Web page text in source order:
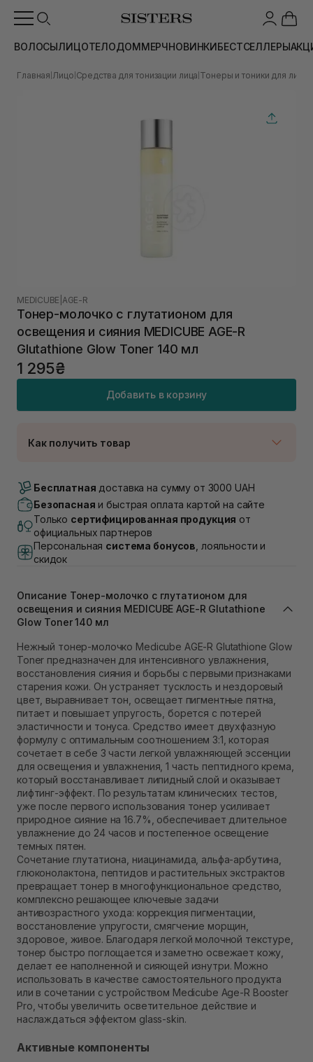
ВОЛОСЫЛИЦОТЕЛОДОММЕРЧНОВИНКИБЕСТСЕЛЛЕРЫ
Главная Лицо Средства для тонизации лица Тонеры и тоники для лица
MEDICUBE AGE-R
Тонер-молочко с глутатионом для
освещения и сияния MEDICUBE AGE-R
Glutathione Glow Toner 140 мл
1 295₴
Добавить в корзину
Как получить товар
В наличии
Самовывоз г. Луцк, Винниченка 4
Самовывоз г. Львов, ул. Академика Подстригача,
1В (Duck's Lake)
Самовывоз г. Львов ул. Степана Бандеры 43
В наличии
Самовывоз Ровно
Самовывоз г. Ровно, ул. Кулика и Гудачека 23 (ТЦ
Экватор)
В наличии
Бесплатная доставка на сумму от 3000 UAH
Безопасная и быстрая оплата картой на сайте
Только сертифицированная продукция от
официальных партнеров
Персональная система бонусов , лояльности и
скидок
Описание Тонер-молочко с глутатионом для
освещения и сияния MEDICUBE AGE-R Glutathione
Glow Toner 140 мл
Нежный тонер-молочко Medicube AGE-R Glutathione Glow
Toner предназначен для интенсивного увлажнения,
восстановления сияния и борьбы с первыми признаками
старения кожи. Он устраняет тусклость и нездоровый
цвет, выравнивает тон, освещает пигментные пятна,
питает и повышает упругость, борется с потерей
эластичности и тонуса. Средство имеет двухфазную
формулу с оптимальным соотношением 3:1, которая
сочетает в себе 3 части легкой увлажняющей эссенции
для освещения и увлажнения, 1 часть пептидного крема,
который восстанавливает липидный слой и оказывает
лифтинг-эффект. По результатам клинических тестов,
уже после первого использования тонер усиливает
природное сияние на 16.7%, обеспечивает длительное
увлажнение до 24 часов и постепенное освещение
темных пятен.
Сочетание глутатиона, ниацинамида, альфа-арбутина,
глюконолактона, пептидов и растительных экстрактов
превращает тонер в многофункциональное средство,
комплексно решающее ключевые задачи
антивозрастного ухода: коррекция пигментации,
восстановление упругости, смягчение морщин,
здоровое, живое. Благодаря легкой молочной текстуре,
тонер быстро поглощается и заметно освежает кожу,
делает ее наполненной и сияющей изнутри. Можно
использовать в качестве самостоятельного продукта
или в сочетании с устройством Medicube Age-R Booster
Pro, чтобы увеличить осветительное действие и
наслаждаться эффектом glass-skin.
Активные компоненты